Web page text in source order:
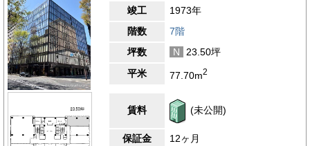
竣工
1973年
階数
7階
坪数
N
23.50坪
平米
77.70m2
賃料 (未公開)
保証金
12ヶ月